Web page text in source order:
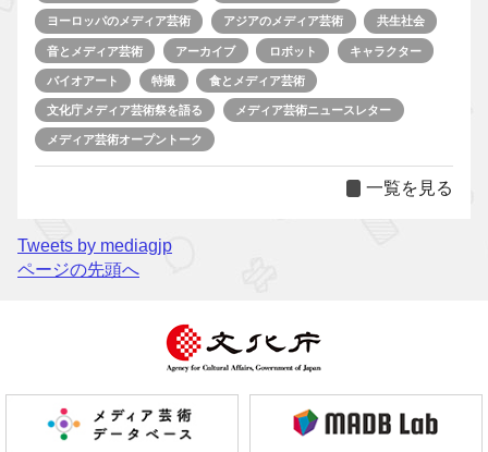
ヨーロッパのメディア芸術 アジアのメディア芸術 共生社会
音とメディア芸術 アーカイブ ロボット キャラクター
バイオアート 特撮 食とメディア芸術
文化庁メディア芸術祭を語る メディア芸術ニュースレター
メディア芸術オープントーク
一覧を見る
Tweets by mediagjp
ページの先頭へ